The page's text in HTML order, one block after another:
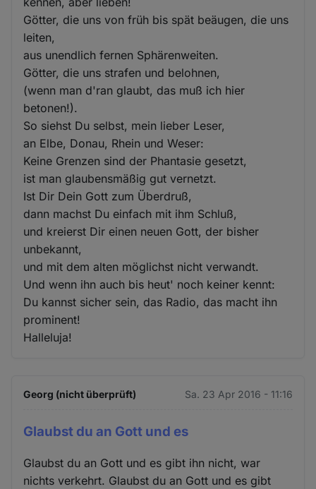
Götter, die uns von früh bis spät beäugen, die uns
leiten,
aus unendlich fernen Sphärenweiten.
Götter, die uns strafen und belohnen,
(wenn man d'ran glaubt, das muß ich hier
betonen!).
So siehst Du selbst, mein lieber Leser,
an Elbe, Donau, Rhein und Weser:
Keine Grenzen sind der Phantasie gesetzt,
ist man glaubensmäßig gut vernetzt.
Ist Dir Dein Gott zum Überdruß,
dann machst Du einfach mit ihm Schluß,
und kreierst Dir einen neuen Gott, der bisher
unbekannt,
und mit dem alten möglichst nicht verwandt.
Und wenn ihn auch bis heut' noch keiner kennt:
Du kannst sicher sein, das Radio, das macht ihn
prominent!
Halleluja!
Georg (nicht überprüft) Sa. 23 Apr 2016 - 11:16
Glaubst du an Gott und es
Glaubst du an Gott und es gibt ihn nicht, war
nichts verkehrt. Glaubst du an Gott und es gibt